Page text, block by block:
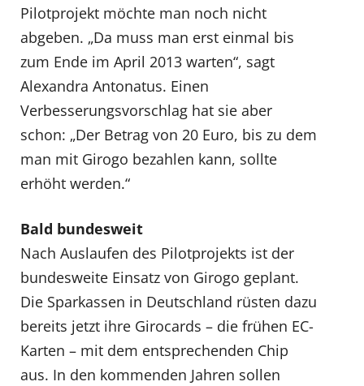
Pilotprojekt möchte man noch nicht
abgeben. „Da muss man erst einmal bis
zum Ende im April 2013 warten“, sagt
Alexandra Antonatus. Einen
Verbesserungsvorschlag hat sie aber
schon: „Der Betrag von 20 Euro, bis zu dem
man mit Girogo bezahlen kann, sollte
erhöht werden.“
Bald bundesweit
Nach Auslaufen des Pilotprojekts ist der
bundesweite Einsatz von Girogo geplant.
Die Sparkassen in Deutschland rüsten dazu
bereits jetzt ihre Girocards – die frühen EC-
Karten – mit dem entsprechenden Chip
aus. In den kommenden Jahren sollen